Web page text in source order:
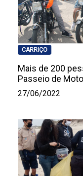
CARRIÇO
Mais de 200
Passeio de
27/06/2022